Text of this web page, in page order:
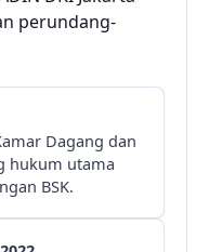
perundang-
Dagang dan
hukum utama
BSK.